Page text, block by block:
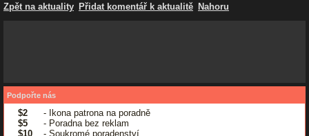
Zpět na aktuality Přidat komentář k aktualitě Nahoru
Podpořte nás
$2
- Ikona patrona na poradně
$5
- Poradna bez reklam
$10
- Soukromé poradenství